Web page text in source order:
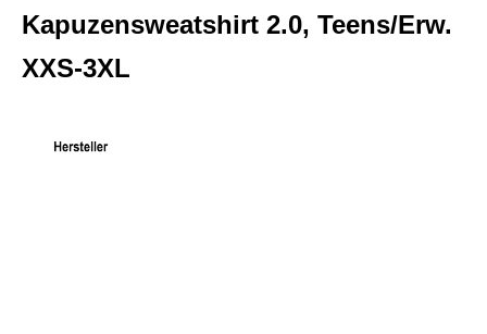
Kapuzensweatshirt 2.0, Teens/Erw.
XXS-3XL